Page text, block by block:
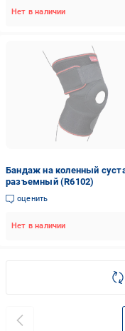
Нет в наличии
Бандаж на коленный
разъемный (R6102)
оценить
Нет в наличии